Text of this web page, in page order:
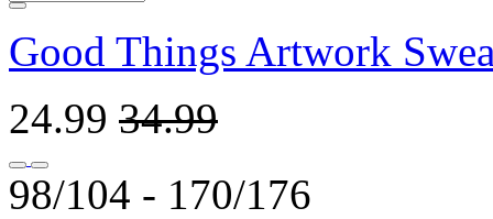
Good Things Artwork
24.99 34.99
98/104 ‐ 170/176